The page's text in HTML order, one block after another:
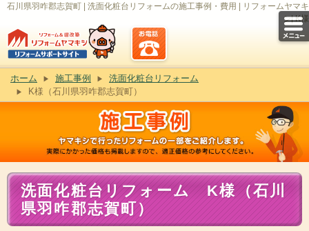
石川県羽咋郡志賀町 | 洗面化粧台リフォームの施工事例・費用 | リフォームヤマキ
シ| K様
ホーム 施工事例
洗面化粧台リフォーム
K様（石川県羽咋郡志賀町）
洗面化粧台リフォーム K様（石川
県羽咋郡志賀町）